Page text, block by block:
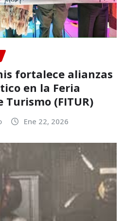
fortalece alianzas
en la Feria
(FITUR)
Ene 22, 2026